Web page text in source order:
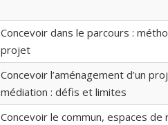
Concevoir dans le parcours :
projet
Concevoir l’aménagement d’un
médiation : défis et limites
Concevoir le commun, espaces